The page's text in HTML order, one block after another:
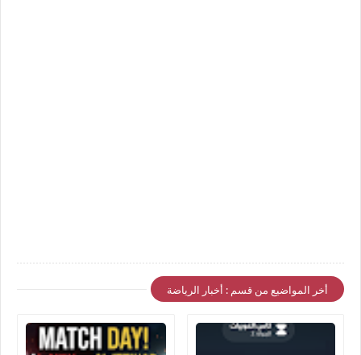
أخر المواضيع من قسم : أخبار الرياضة